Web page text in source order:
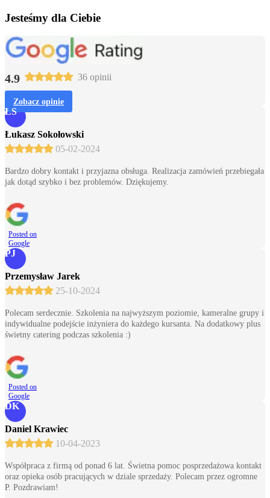
Jesteśmy dla Ciebie
4.9 36 opinii
Zobacz opinie
ŁS
Łukasz Sokołowski
05-02-2024
Bardzo dobry kontakt i przyjazna obsługa. Realizacja zamówień przebiegała
jak dotąd szybko i bez problemów. Dziękujemy.
Posted on
Google
PJ
Przemysław Jarek
25-10-2024
Polecam serdecznie. Szkolenia na najwyższym poziomie, kameralne grupy i
indywidualne podejście inżyniera do każdego kursanta. Na dodatkowy plus
świetny catering podczas szkolenia :)
Posted on
Google
DK
Daniel Krawiec
10-04-2023
Współpraca z firmą od ponad 6 lat. Świetna pomoc posprzedażowa kontakt
oraz opieka osób pracujących w dziale sprzedaży. Polecam przez ogromne
P. Pozdrawiam!